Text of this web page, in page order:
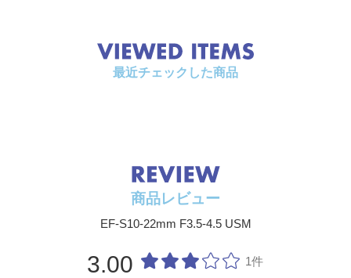
最近チェックした商品
商品レビュー
EF-S10-22mm F3.5-4.5 USM
3.00 1件